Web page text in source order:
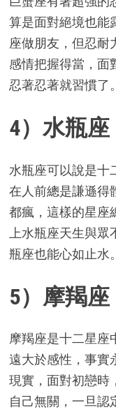
算是面對絕境也能
座做朋友，但忍耐
感情把握得當，面
忍著忍著就習慣了。
4）水瓶
水瓶座可以說是十
在人前總是謙遜得
都瘋，這樣的星座
上水瓶座天生與眾
瓶座也能心如止水。
5）摩羯
摩羯座是十二星座
遠大於感性，事實
現實，面對初戀時
自己無關，一旦認